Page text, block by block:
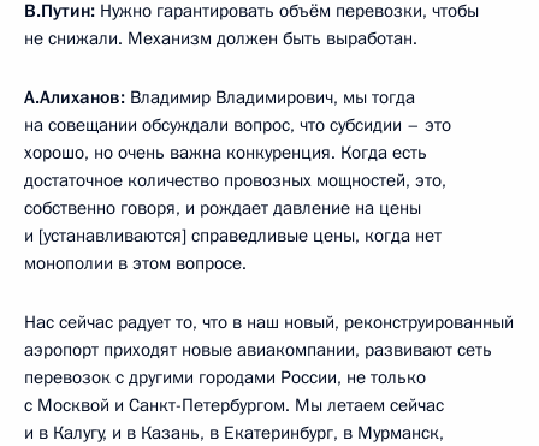
В.Путин: Нужно гарантировать объём перевозки, чтобы
не снижали. Механизм должен быть выработан.
А.Алиханов: Владимир Владимирович, мы тогда
на совещании обсуждали вопрос, что субсидии – это
хорошо, но очень важна конкуренция. Когда есть
достаточное количество провозных мощностей, это,
собственно говоря, и рождает давление на цены
и [устанавливаются] справедливые цены, когда нет
монополии в этом вопросе.
Нас сейчас радует то, что в наш новый, реконструированный
аэропорт приходят новые авиакомпании, развивают сеть
перевозок с другими городами России, не только
с Москвой и Санкт-Петербургом. Мы летаем сейчас
и в Калугу, и в Казань, в Екатеринбург, в Мурманск,